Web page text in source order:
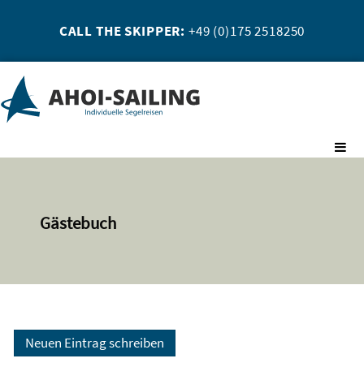
CALL THE SKIPPER: +49 (0)175 2518250
Gästebuch